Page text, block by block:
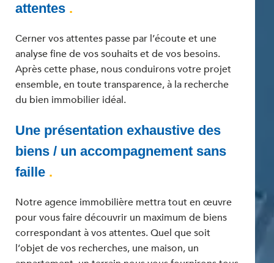
attentes .
Cerner vos attentes passe par l’écoute et une
analyse fine de vos souhaits et de vos besoins.
Après cette phase, nous conduirons votre projet
ensemble, en toute transparence, à la recherche
du bien immobilier idéal.
Une présentation exhaustive des
biens / un accompagnement sans
faille .
Notre agence immobilière mettra tout en œuvre
pour vous faire découvrir un maximum de biens
correspondant à vos attentes. Quel que soit
l’objet de vos recherches, une maison, un